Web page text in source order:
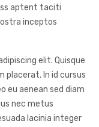
aptent taciti
inceptos
elit. Quisque
placerat. In id cursus
eu aenean sed diam
nec metus
lacinia integer